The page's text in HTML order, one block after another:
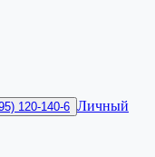
120-140-6 Личный